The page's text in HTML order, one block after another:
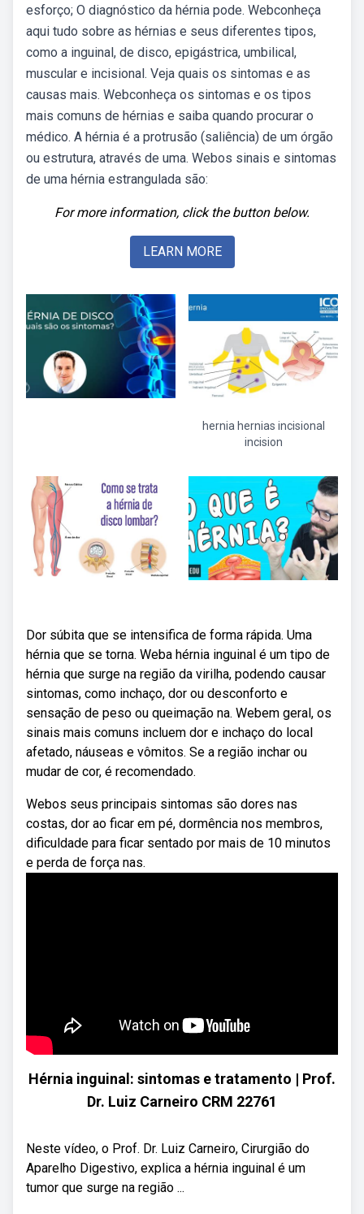
esforço; O diagnóstico da hérnia pode. Webconheça
aqui tudo sobre as hérnias e seus diferentes tipos,
como a inguinal, de disco, epigástrica, umbilical,
muscular e incisional. Veja quais os sintomas e as
causas mais. Webconheça os sintomas e os tipos
mais comuns de hérnias e saiba quando procurar o
médico. A hérnia é a protrusão (saliência) de um órgão
ou estrutura, através de uma. Webos sinais e sintomas
de uma hérnia estrangulada são:
For more information, click the button below.
LEARN MORE
hernia hernias incisional
incision
Dor súbita que se intensifica de forma rápida. Uma
hérnia que se torna. Weba hérnia inguinal é um tipo de
hérnia que surge na região da virilha, podendo causar
sintomas, como inchaço, dor ou desconforto e
sensação de peso ou queimação na. Webem geral, os
sinais mais comuns incluem dor e inchaço do local
afetado, náuseas e vômitos. Se a região inchar ou
mudar de cor, é recomendado.
Webos seus principais sintomas são dores nas
costas, dor ao ficar em pé, dormência nos membros,
dificuldade para ficar sentado por mais de 10 minutos
e perda de força nas.
Hérnia inguinal: sintomas e tratamento | Prof.
Dr. Luiz Carneiro CRM 22761
Neste vídeo, o Prof. Dr. Luiz Carneiro, Cirurgião do
Aparelho Digestivo, explica a hérnia inguinal é um
tumor que surge na região ...